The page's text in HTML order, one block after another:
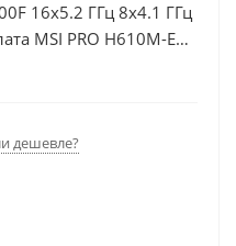
16x5.2 ГГц 8x4.1 ГГц
MSI PRO H610M-E
Память
дешевле?